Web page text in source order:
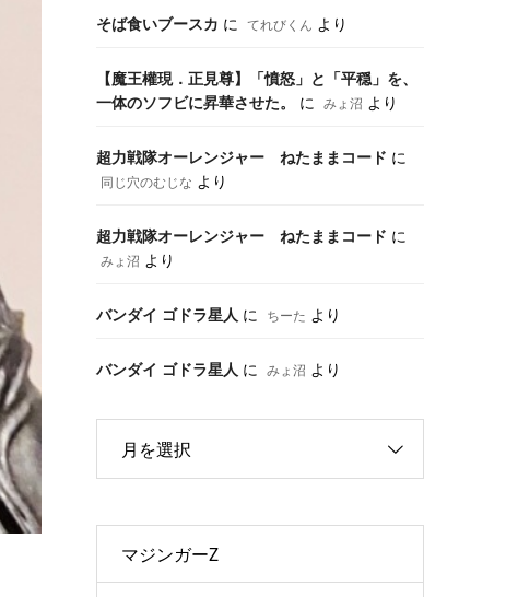
そば食いブースカ に てれびくん より
【魔王權現．正見尊】「憤怒」と「平穏」を、
一体のソフビに昇華させた。
に みょ沼 より
超力戦隊オーレンジャー ねたままコード に
同じ穴のむじな より
超力戦隊オーレンジャー ねたままコード に
みょ沼 より
バンダイ ゴドラ星人 に ちーた より
バンダイ ゴドラ星人 に みょ沼 より
月を選択
マジンガーZ